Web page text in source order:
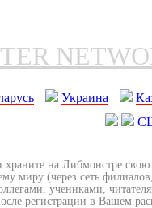
Украина
храните на Либмонстре
миру (через сеть
учениками,
регистрации в Вашем